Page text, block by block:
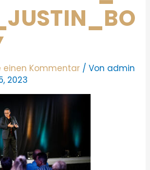
einen Kommentar / Von admin
2023